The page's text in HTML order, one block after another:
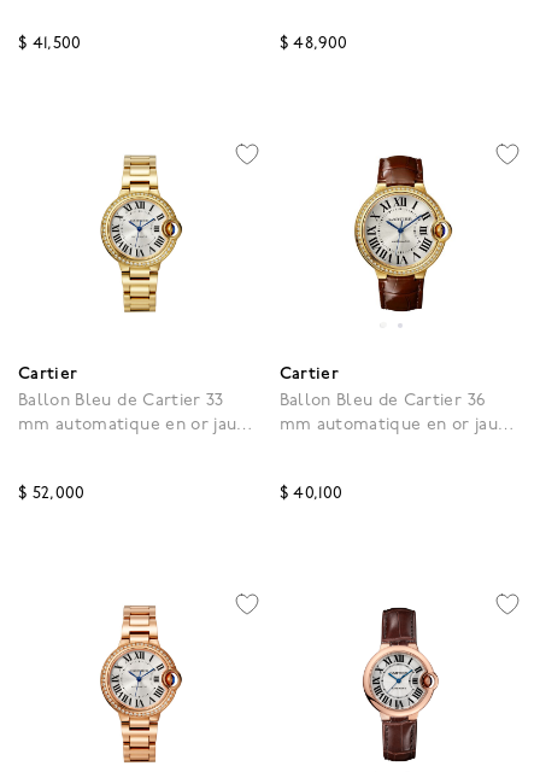
$ 41,500
$ 48,900
Cartier
Ballon Bleu de Cartier 33
mm automatique en or jaune
$ 52,000
Cartier
Ballon Bleu de Cartier 36
mm automatique en or jaune
$ 40,100